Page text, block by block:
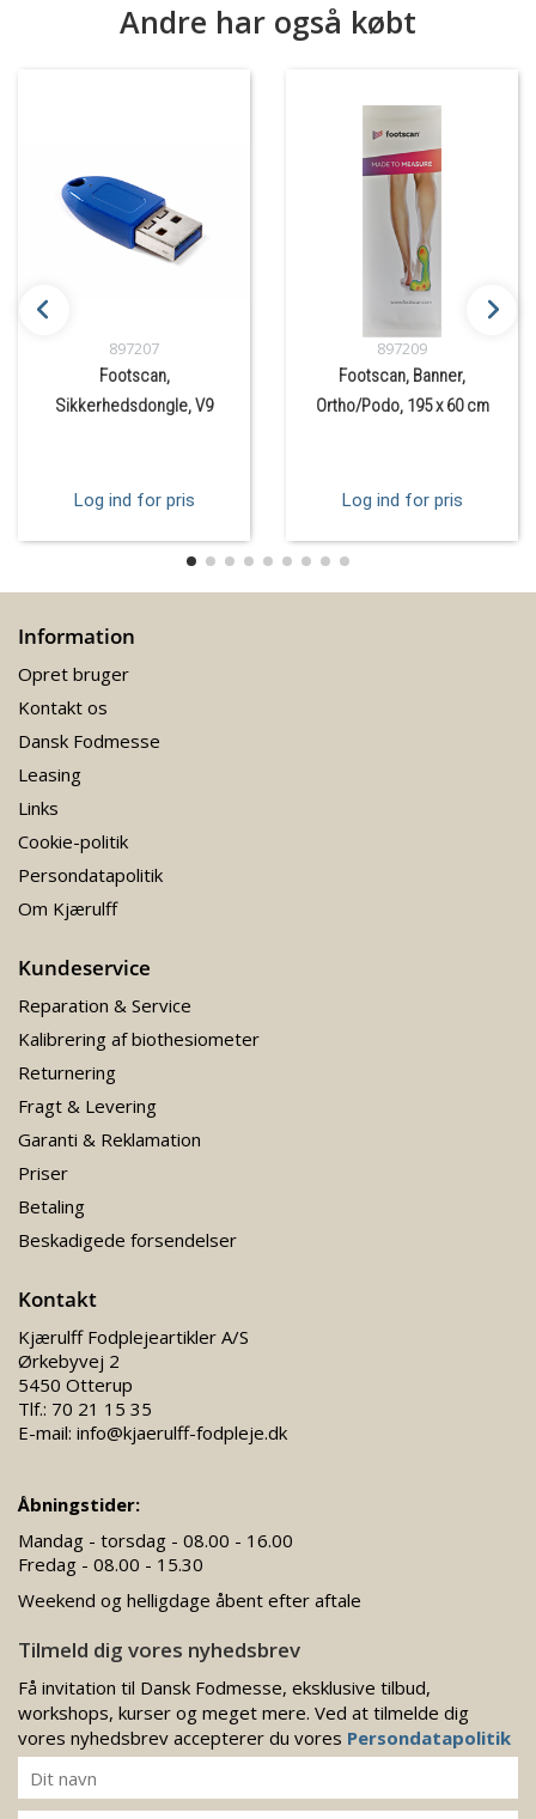
Andre har også købt
897207
Footscan,
Sikkerhedsdongle, V9
Log ind for pris
897209
Footscan, Banner,
Ortho/Podo, 195 x 60 cm
Log ind for pris
Information
Opret bruger
Kontakt os
Dansk Fodmesse
Leasing
Links
Cookie-politik
Persondatapolitik
Om Kjærulff
Kundeservice
Reparation & Service
Kalibrering af biothesiometer
Returnering
Fragt & Levering
Garanti & Reklamation
Priser
Betaling
Beskadigede forsendelser
Kontakt
Kjærulff Fodplejeartikler A/S
Ørkebyvej 2
5450 Otterup
Tlf.: 70 21 15 35
E-mail: info@kjaerulff-fodpleje.dk
Åbningstider:
Mandag - torsdag - 08.00 - 16.00
Fredag - 08.00 - 15.30
Weekend og helligdage åbent efter aftale
Tilmeld dig vores nyhedsbrev
Få invitation til Dansk Fodmesse, eksklusive tilbud,
workshops, kurser og meget mere. Ved at tilmelde dig
vores nyhedsbrev accepterer du vores Persondatapolitik